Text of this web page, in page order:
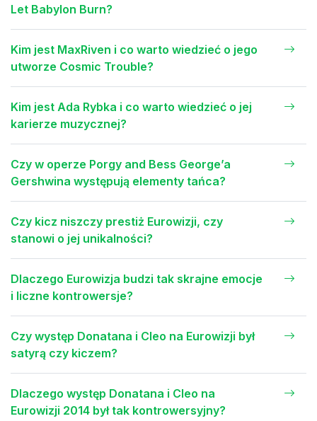
Let Babylon Burn?
Kim jest MaxRiven i co warto wiedzieć o jego
utworze Cosmic Trouble?
Kim jest Ada Rybka i co warto wiedzieć o jej
karierze muzycznej?
Czy w operze Porgy and Bess George’a
Gershwina występują elementy tańca?
Czy kicz niszczy prestiż Eurowizji, czy
stanowi o jej unikalności?
Dlaczego Eurowizja budzi tak skrajne emocje
i liczne kontrowersje?
Czy występ Donatana i Cleo na Eurowizji był
satyrą czy kiczem?
Dlaczego występ Donatana i Cleo na
Eurowizji 2014 był tak kontrowersyjny?